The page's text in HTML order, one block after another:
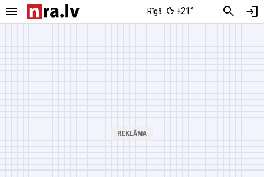
menu Rīgā +21° search login